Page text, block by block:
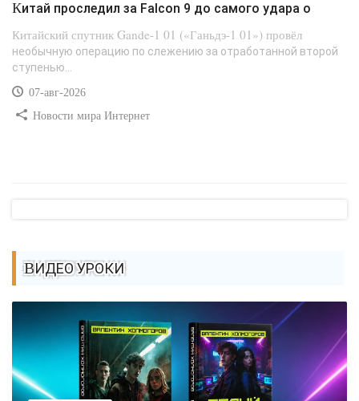
Китай проследил за Falcon 9 до самого удара о
Китайский спутник Gande-1 01 («Ганьдэ-1 01») провёл
необычную операцию по слежению за отработанной второй
ступенью...
07-авг-2026
Новости мира Интернет
ВИДЕО УРОКИ